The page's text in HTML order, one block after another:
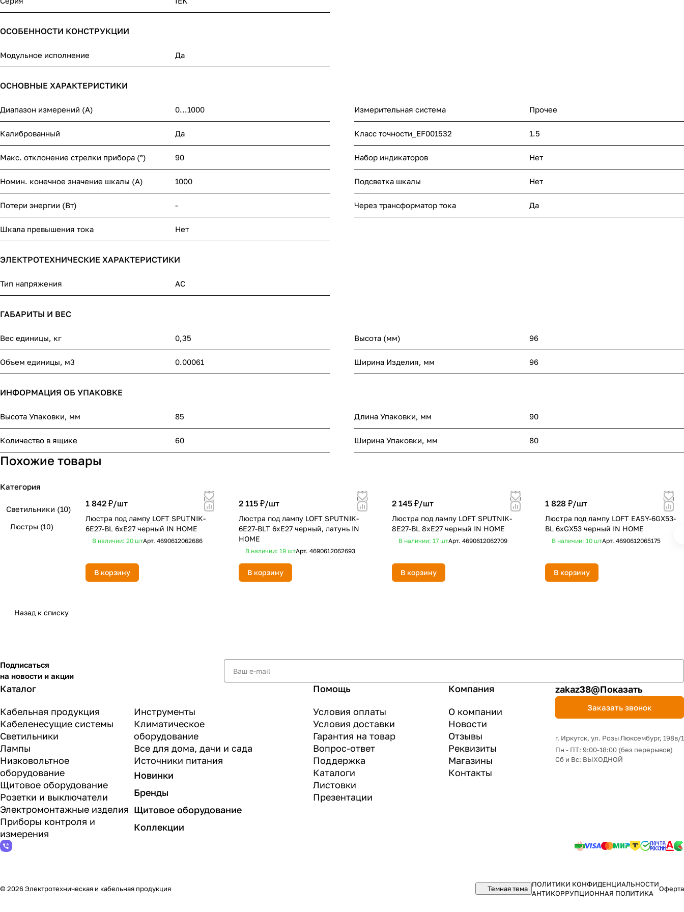
внутрь подвижным и неподвижным сердечниками. При
катушка и сердечники защищены металлическим экраном.
ОСОБЕННОСТИ КОНСТРУКЦИИ
Модульное исполнение Да
ОСНОВНЫЕ ХАРАКТЕРИСТИКИ
Диапазон измерений (А) 0...1000 Измерительная система Прочее
Калиброванный Да Класс точности_EF001532 1.5
Макс. отклонение стрелки прибора (°) 90 Набор индикаторов Нет
Номин. конечное значение шкалы (А) 1000 Подсветка шкалы Нет
Потери энергии (Вт) - Через трансформатор тока Да
Шкала превышения тока Нет
ЭЛЕКТРОТЕХНИЧЕСКИЕ ХАРАКТЕРИСТИКИ
Тип напряжения AC
ГАБАРИТЫ И ВЕС
Вес единицы, кг 0,35 Высота (мм) 96
Объем единицы, м3 0.00061 Ширина Изделия, мм 96
ИНФОРМАЦИЯ ОБ УПАКОВКЕ
Высота Упаковки, мм 85 Длина Упаковки, мм 90
Количество в ящике 60 Ширина Упаковки, мм 80
Похожие товары
1 842 ₽/шт
Люстра под лампу LOFT SPUTNIK-
6E27-BL 6хЕ27 черный IN HOME
В наличии: 20 штАрт. 4690612062686
В корзину
2 115 ₽/шт
Люстра под лампу LOFT SPUTNIK-
6E27-BLT 6хЕ27 черный, латунь IN
HOME
В наличии: 19 штАрт. 4690612062693
В корзину
2 145 ₽/шт
Люстра под лампу LOFT SPUTNIK-
8E27-BL 8хЕ27 черный IN HOME
В наличии: 17 штАрт. 4690612062709
В корзину
1 828 ₽/шт
Люстра под лампу LOFT EASY-6GX53-
BL 6хGX53 черный IN HOME
В наличии: 10 штАрт. 4690612065175
В корзину
Категория
Светильники (10)
Люстры (10)
Назад к списку
Подписаться
на новости и акции
Каталог
Кабельная продукция
Кабеленесущие системы
Светильники
Лампы
Низковольтное
оборудование
Щитовое оборудование
Розетки и выключатели
Электромонтажные изделия
Приборы контроля и
измерения
Инструменты
Климатическое
оборудование
Все для дома, дачи и сада
Источники питания
Новинки
Бренды
Щитовое оборудование
Коллекции
Помощь
Условия оплаты
Условия доставки
Гарантия на товар
Вопрос-ответ
Поддержка
Каталоги
Листовки
Презентации
Компания
О компании
Новости
Отзывы
Реквизиты
Магазины
Контакты
zakaz38@Показать
Заказать звонок
г. Иркутск, ул. Розы Люксембург, 198в/1
Пн - ПТ: 9:00-18:00 (без перерывов)
Сб и Вс: ВЫХОДНОЙ
© 2026 Электротехническая и кабельная продукция Темная тема
ПОЛИТИКИ КОНФИДЕНЦИАЛЬНОСТИ
АНТИКОРРУПЦИОННАЯ ПОЛИТИКА
Оферта